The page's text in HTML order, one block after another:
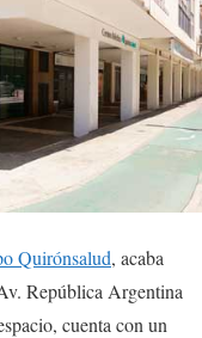
Quirónsalud, acaba
República Argentina
cuenta con un